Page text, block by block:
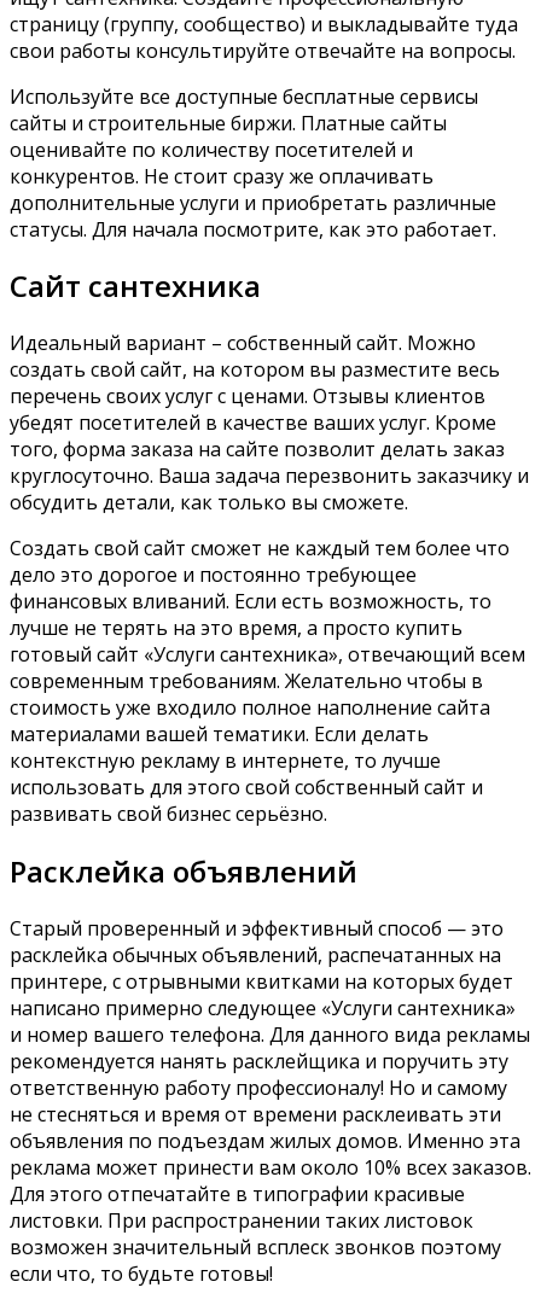
страницу (группу, сообщество) и выкладывайте туда
свои работы консультируйте отвечайте на вопросы.
Используйте все доступные бесплатные сервисы
сайты и строительные биржи. Платные сайты
оценивайте по количеству посетителей и
конкурентов. Не стоит сразу же оплачивать
дополнительные услуги и приобретать различные
статусы. Для начала посмотрите, как это работает.
Сайт сантехника
Идеальный вариант – собственный сайт. Можно
создать свой сайт, на котором вы разместите весь
перечень своих услуг с ценами. Отзывы клиентов
убедят посетителей в качестве ваших услуг. Кроме
того, форма заказа на сайте позволит делать заказ
круглосуточно. Ваша задача перезвонить заказчику и
обсудить детали, как только вы сможете.
Создать свой сайт сможет не каждый тем более что
дело это дорогое и постоянно требующее
финансовых вливаний. Если есть возможность, то
лучше не терять на это время, а просто купить
готовый сайт «Услуги сантехника», отвечающий всем
современным требованиям. Желательно чтобы в
стоимость уже входило полное наполнение сайта
материалами вашей тематики. Если делать
контекстную рекламу в интернете, то лучше
использовать для этого свой собственный сайт и
развивать свой бизнес серьёзно.
Расклейка объявлений
Старый проверенный и эффективный способ — это
расклейка обычных объявлений, распечатанных на
принтере, с отрывными квитками на которых будет
написано примерно следующее «Услуги сантехника»
и номер вашего телефона. Для данного вида рекламы
рекомендуется нанять расклейщика и поручить эту
ответственную работу профессионалу! Но и самому
не стесняться и время от времени расклеивать эти
объявления по подъездам жилых домов. Именно эта
реклама может принести вам около 10% всех заказов.
Для этого отпечатайте в типографии красивые
листовки. При распространении таких листовок
возможен значительный всплеск звонков поэтому
если что, то будьте готовы!